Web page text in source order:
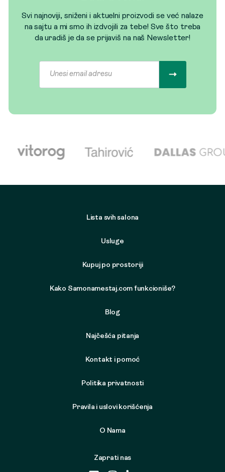
Svi najnoviji, sniženi i aktuelni proizvodi se već nalaze
na sajtu a mi smo ih izdvojili za tebe! Sve što treba
da uradiš je da se prijaviš na naš Newsletter!
Lista svih salona
Usluge
Kupuj po prostoriji
Kako Samonamestaj.com funkcioniše?
Blog
Najčešća pitanja
Kontakt i pomoć
Politika privatnosti
Pravila i uslovi korišćenja
O Nama
Zaprati nas